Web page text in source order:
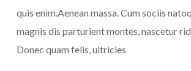
quis enim.Aenean massa. Cum sociis
magnis dis parturient montes, nascetur
Donec quam felis, ultricies